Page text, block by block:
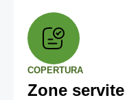
COPERTURA
Zone servite